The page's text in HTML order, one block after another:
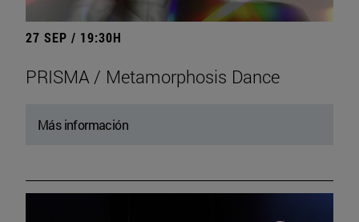
27 SEP / 19:30H
PRISMA / Metamorphosis Dance
Más información